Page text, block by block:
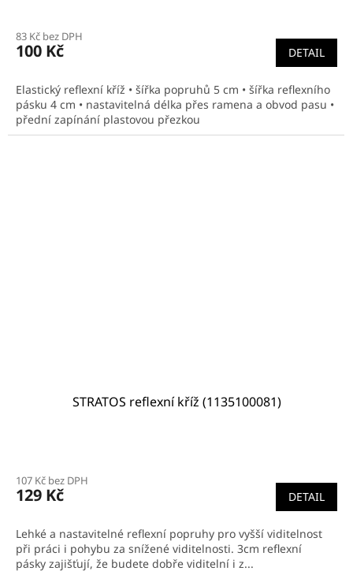
83 Kč bez DPH
100 Kč DETAIL
Elastický reflexní kříž • šířka popruhů 5 cm • šířka reflexního
pásku 4 cm • nastavitelná délka přes ramena a obvod pasu •
přední zapínání plastovou přezkou
STRATOS reflexní kříž (1135100081)
107 Kč bez DPH
129 Kč DETAIL
Lehké a nastavitelné reflexní popruhy pro vyšší viditelnost
při práci i pohybu za snížené viditelnosti. 3cm reflexní
pásky zajišťují, že budete dobře viditelní i z...